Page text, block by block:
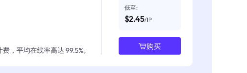
，平均在线率高达 99.5%。
低至:
$2.45/IP
购买